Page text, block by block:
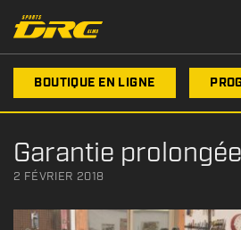
BOUTIQUE EN LIGNE
Garantie
2 FÉVRIER 2018